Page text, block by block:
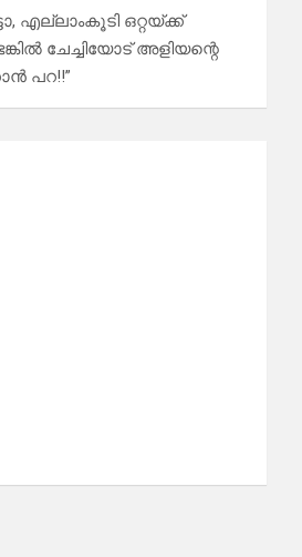
എല്ലാംകൂടി ഒറ്റയ്ക്ക്
ചേച്ചിയോട് അളിയന്റെ
പറ!!”